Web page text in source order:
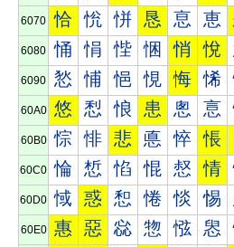
6070 恰 恱 恲 恳 恴 恵
6080 悀 悁 悂 悃 悄 悅
6090 悐 悑 悒 悓 悔 悕
60A0 悠 悡 悢 患 悤 悥
60B0 悰 悱 悲 悳 悴 悵
60C0 惀 惁 惂 惃 惄 情
60D0 惐 惑 惒 惓 惔 惕
60E0 惠 惡 惢 惣 惤 惥